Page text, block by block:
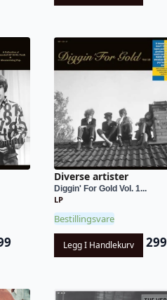
Diverse artister
Diggin' For Gold Vol. 1...
LP
Bestillingsvare
Legg I Handlekurv 299